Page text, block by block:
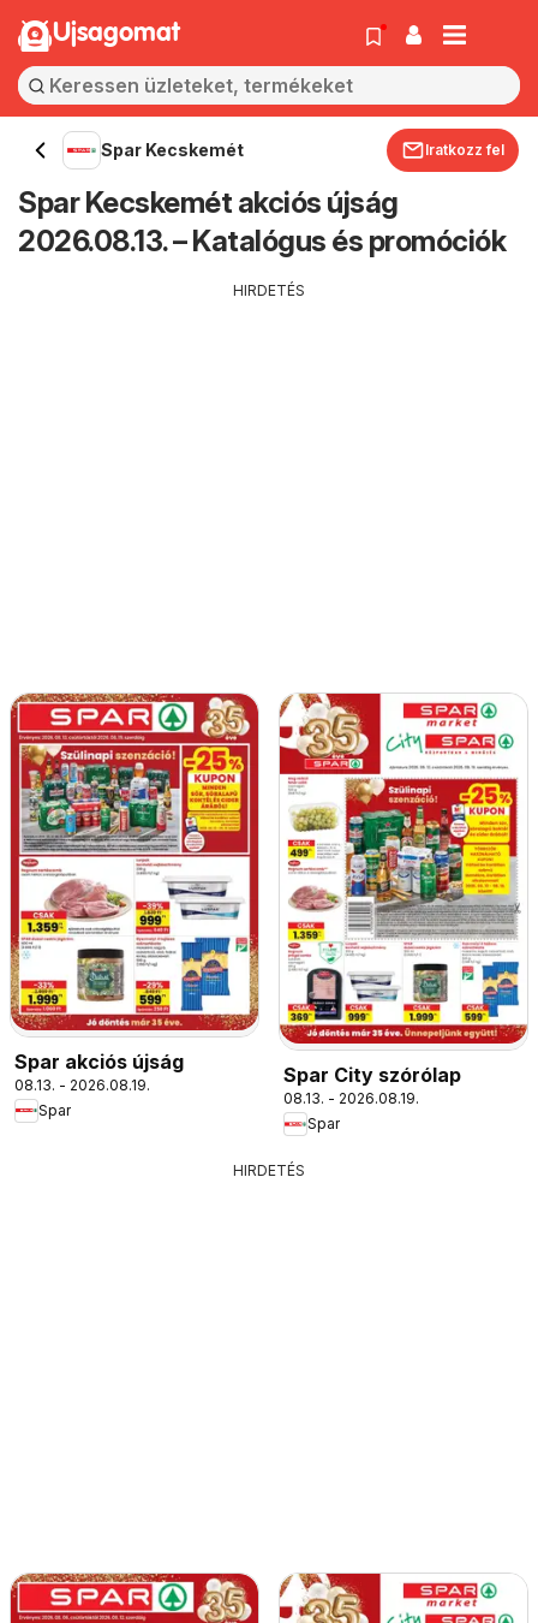
Ujsagomat
Spar Kecskemét Iratkozz fel
Spar Kecskemét akciós újság
2026.08.13. – Katalógus és promóciók
HIRDETÉS
Spar akciós újság
08.13. - 2026.08.19.
Spar
Spar City szórólap
08.13. - 2026.08.19.
Spar
HIRDETÉS